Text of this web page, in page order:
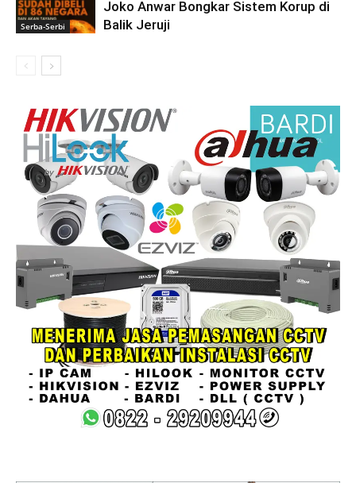
Serba-Serbi
Joko Anwar Bongkar Sistem Korup di
Balik Jeruji